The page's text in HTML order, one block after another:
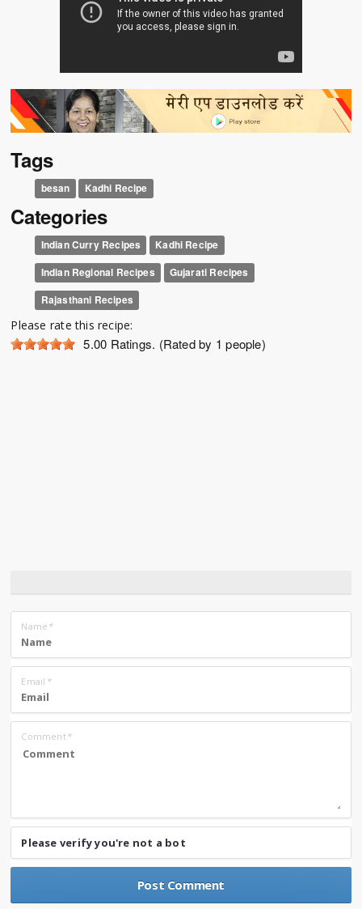
Tags
besan Kadhi Recipe
Categories
Indian Curry Recipes
Kadhi Recipe
Indian Regional Recipes
Gujarati Recipes
Rajasthani Recipes
Please rate this recipe:
5.00 Ratings. (Rated by 1 people)
Name *
Email *
Comment*
Please verify you're not a bot